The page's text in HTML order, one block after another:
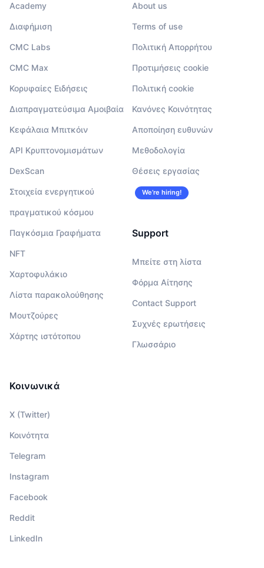
Academy
Διαφήμιση
CMC Labs
CMC Max
Κορυφαίες Ειδήσεις
Διαπραγματεύσιμα Αμοιβαία
Κεφάλαια Μπιτκόιν
API Κρυπτονομισμάτων
DexScan
Στοιχεία ενεργητικού
πραγματικού κόσμου
Παγκόσμια Γραφήματα
NFT
Χαρτοφυλάκιο
Λίστα παρακολούθησης
Μουτζούρες
Χάρτης ιστότοπου
About us
Terms of use
Πολιτική Απορρήτου
Προτιμήσεις cookie
Πολιτική cookie
Κανόνες Κοινότητας
Αποποίηση ευθυνών
Μεθοδολογία
Θέσεις εργασίας
We’re hiring!
Support
Μπείτε στη λίστα
Φόρμα Αίτησης
Contact Support
Συχνές ερωτήσεις
Γλωσσάριο
Κοινωνικά
X (Twitter)
Κοινότητα
Telegram
Instagram
Facebook
Reddit
LinkedIn